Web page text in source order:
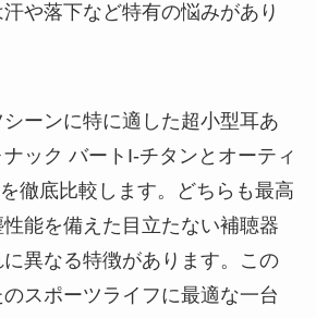
や落下など特有の悩みがあり
ーンに特に適した超小型耳あ
ック バートI-チタンとオーティ
徹底比較します。どちらも最高
能を備えた目立たない補聴器
異なる特徴があります。この
スポーツライフに最適な一台